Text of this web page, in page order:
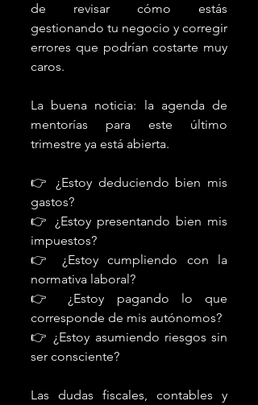
de revisar cómo estás
gestionando tu negocio y corregir
errores que podrían costarte muy
caros.
La buena noticia: la agenda de
mentorías para este último
trimestre ya está abierta.
👉 ¿Estoy deduciendo bien mis
gastos?
👉 ¿Estoy presentando bien mis
impuestos?
👉 ¿Estoy cumpliendo con la
normativa laboral?
👉 ¿Estoy pagando lo que
corresponde de mis autónomos?
👉 ¿Estoy asumiendo riesgos sin
ser consciente?
Las dudas fiscales, contables y